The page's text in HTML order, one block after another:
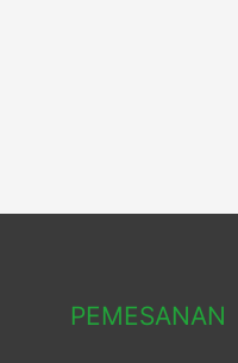
PEMESANAN